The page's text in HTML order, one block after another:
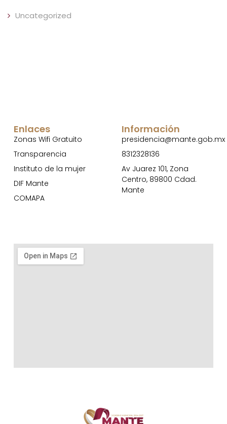
Uncategorized
Enlaces
Zonas Wifi Gratuito
Transparencia
Instituto de la mujer
DIF Mante
COMAPA
Información
presidencia@mante.gob.mx
8312328136
Av Juarez 101, Zona
Centro, 89800 Cdad.
Mante